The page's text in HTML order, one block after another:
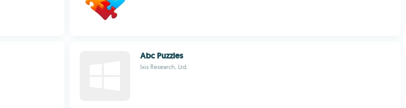
Abc Puzzles
Ixis Research, Ltd.